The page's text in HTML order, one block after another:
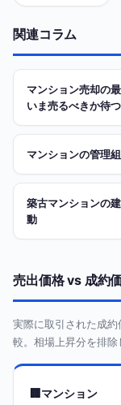
関連コラム
マンション売却の
いま売るべきか待
マンションの管理
築古マンションの
動
売出価格 vs 成約
実際に取引された成
較。相場上昇分を排除
マンション